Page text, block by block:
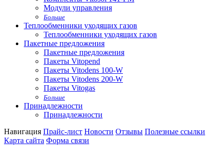
Модули управления
Больше
Теплообменники уходящих газов
Теплообменники уходящих газов
Пакетные предложения
Пакетные предложения
Пакеты Vitopend
Пакеты Vitodens 100-W
Пакеты Vitodens 200-W
Пакеты Vitogas
Больше
Принадлежности
Принадлежности
Навигация Прайс-лист Новости Отзывы Полезные ссылки
Карта сайта Форма связи